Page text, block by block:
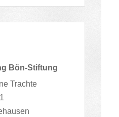
Bön-Stiftung
Trachte